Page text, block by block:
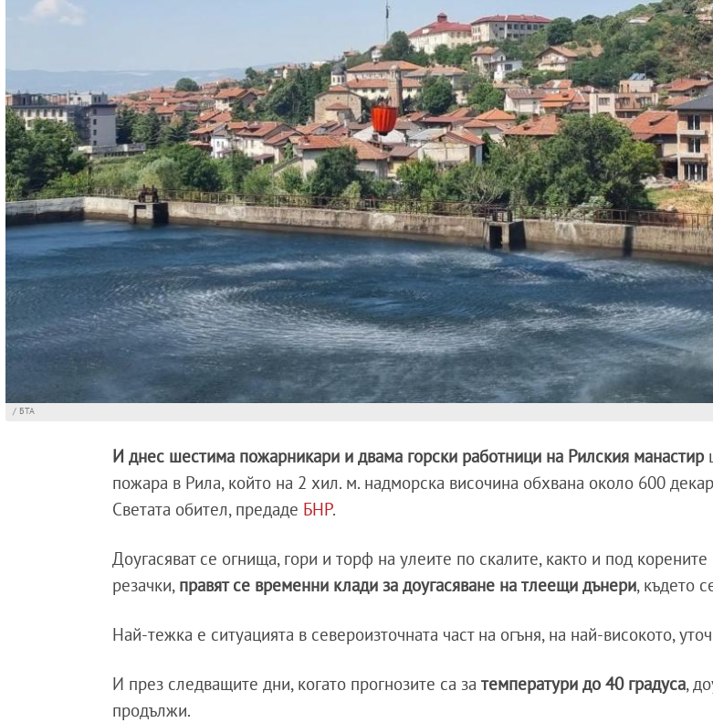
/ БТА
И днес шестима пожарникари и двама горски работници на Рилския манастир
пожара в Рила, който на 2 хил. м. надморска височина обхвана около 600
Светата обител, предаде БНР.
Доугасяват се огнища, гори и торф на улеите по скалите, както и под корените
резачки, правят се временни клади за доугасяване на тлеещи дънери, където
Най-тежка е ситуацията в североизточната част на огъня, на най-високото,
И през следващите дни, когато прогнозите са затемператури до 40 градуса,
продължи.